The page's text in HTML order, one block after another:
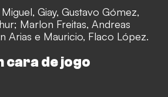
Giay, Gustavo Gómez,
Marlon Freitas, Andreas
Arias e Mauricio, Flaco López.
cara de jogo